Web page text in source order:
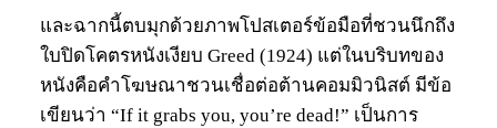
และฉากนี้ตบมุกด้วยภาพโปสเตอร์ข้อมือที่ชวนนึกถึง
ใบปิดโคตรหนังเงียบ Greed (1924) แต่ในบริบทของ
หนังคือคำโฆษณาชวนเชื่อต่อต้านคอมมิวนิสต์ มีข้อ
เขียนว่า “If it grabs you, you’re dead!” เป็นการ